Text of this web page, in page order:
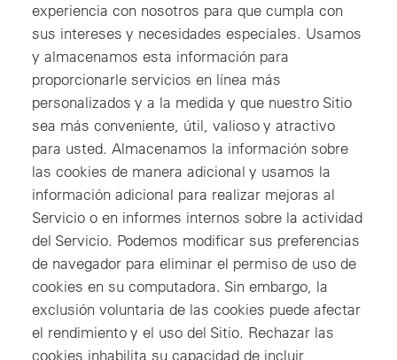
experiencia con nosotros para que cumpla con
sus intereses y necesidades especiales. Usamos
y almacenamos esta información para
proporcionarle servicios en línea más
personalizados y a la medida y que nuestro Sitio
sea más conveniente, útil, valioso y atractivo
para usted. Almacenamos la información sobre
las cookies de manera adicional y usamos la
información adicional para realizar mejoras al
Servicio o en informes internos sobre la actividad
del Servicio. Podemos modificar sus preferencias
de navegador para eliminar el permiso de uso de
cookies en su computadora. Sin embargo, la
exclusión voluntaria de las cookies puede afectar
el rendimiento y el uso del Sitio. Rechazar las
cookies inhabilita su capacidad de incluir